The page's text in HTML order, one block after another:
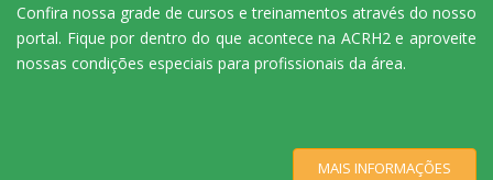
Confira nossa grade de cursos e treinamentos através do nosso
portal. Fique por dentro do que acontece na ACRH2 e aproveite
nossas condições especiais para profissionais da área.
MAIS INFORMAÇÕES